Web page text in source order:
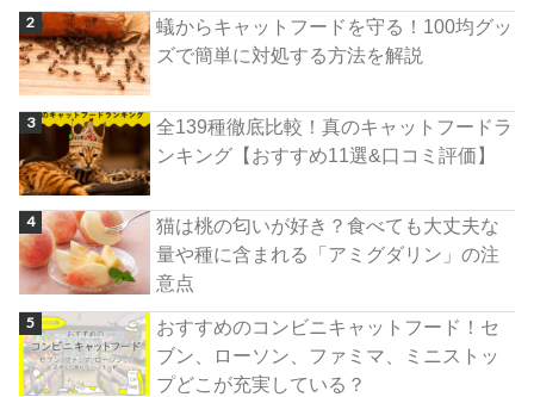
蟻からキャットフードを守る！100均グッ
ズで簡単に対処する方法を解説
全139種徹底比較！真のキャットフードラ
ンキング【おすすめ11選&口コミ評価】
猫は桃の匂いが好き？食べても大丈夫な
量や種に含まれる「アミグダリン」の注
意点
おすすめのコンビニキャットフード！セ
ブン、ローソン、ファミマ、ミニストッ
プどこが充実している？